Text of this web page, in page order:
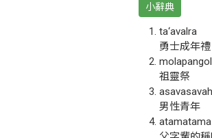
小辭典
ta‘avalra
勇士成年禮
祖靈祭
男性青年
atamatama